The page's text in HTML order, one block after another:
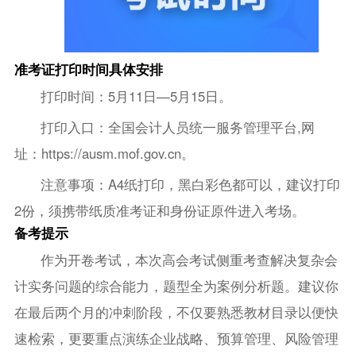
准考证打印时间具体安排
打印时间：5月11日—5月15日。
打印入口：全国会计人员统一服务管理平台,网
址：https://ausm.mof.gov.cn。
注意事项：A4纸打印，黑白彩色都可以，建议打印
2份，须携带纸质准考证和身份证原件进入考场。
备考提示
作为开卷考试，本次高会考试侧重考查解决复杂会
计实务问题的综合能力，题型全为案例分析题。建议你
在最后两个月的冲刺阶段，不仅要熟悉教材目录以便快
速检索，更要重点演练企业战略、预算管理、风险管理